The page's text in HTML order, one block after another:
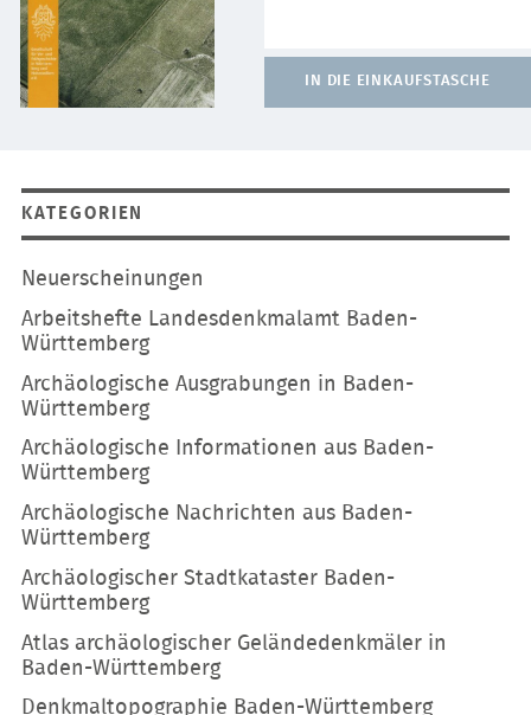
IN DIE EINKAUFSTASCHE
KATEGORIEN
Navigation
Neuerscheinungen
Arbeitshefte Landesdenkmalamt Baden-
Württemberg
Archäologische Ausgrabungen in Baden-
Württemberg
Archäologische Informationen aus Baden-
Württemberg
Archäologische Nachrichten aus Baden-
Württemberg
Archäologischer Stadtkataster Baden-
Württemberg
Atlas archäologischer Geländedenkmäler in
Baden-Württemberg
Denkmaltopographie Baden-Württemberg